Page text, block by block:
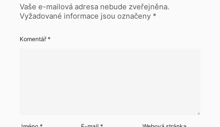
Vaše e-mailová adresa nebude zveřejněna.
Vyžadované informace jsou označeny *
Komentář*